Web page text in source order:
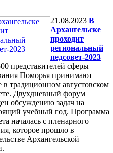
21.08.2023 В
Архангельске
проходит
региональный
педсовет-2023
представителей сферы
Поморья принимают
в традиционном августовском
Двухдневный форум
обсуждению задач на
учебный год. Программа
началась с пленарного
которое прошло в
Архангельской